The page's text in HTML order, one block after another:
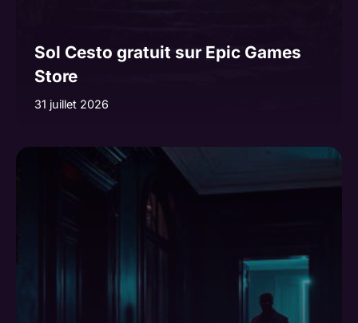
Sol Cesto gratuit sur Epic Games
Store
31 juillet 2026